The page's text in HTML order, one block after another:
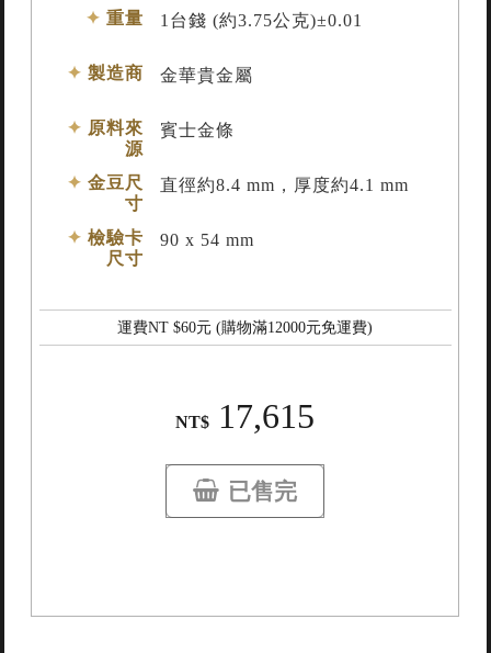
重量 1台錢 (約3.75公克)±0.01
製造商 金華貴金屬
原料來
源
賓士金條
金豆尺
寸
直徑約8.4 mm，厚度約4.1 mm
檢驗卡
尺寸
90 x 54 mm
運費NT $60元 (購物滿12000元免運費)
17,615